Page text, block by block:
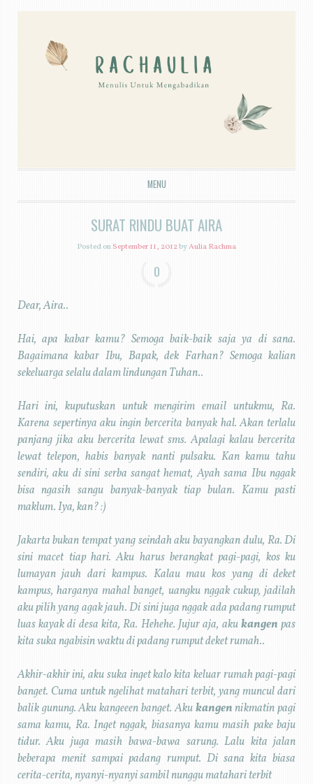
MENU
SKIP TO CONTENT
SURAT RINDU BUAT AIRA
Posted onSeptember 11, 2012byAulia Rachma
0
Dear, Aira..
Hai, apa kabar kamu? Semoga baik-baik saja ya di sana.
Bagaimana kabar Ibu, Bapak, dek Farhan? Semoga kalian
sekeluarga selalu dalam lindungan Tuhan..
Hari ini, kuputuskan untuk mengirim email untukmu, Ra.
Karena sepertinya aku ingin bercerita banyak hal. Akan terlalu
panjang jika aku bercerita lewat sms. Apalagi kalau bercerita
lewat telepon, habis banyak nanti pulsaku. Kan kamu tahu
sendiri, aku di sini serba sangat hemat, Ayah sama Ibu nggak
bisa ngasih sangu banyak-banyak tiap bulan. Kamu pasti
maklum. Iya, kan? :)
Jakarta bukan tempat yang seindah aku bayangkan dulu, Ra. Di
sini macet tiap hari. Aku harus berangkat pagi-pagi, kos ku
lumayan jauh dari kampus. Kalau mau kos yang di deket
kampus, harganya mahal banget, uangku nggak cukup, jadilah
aku pilih yang agak jauh. Di sini juga nggak ada padang rumput
luas kayak di desa kita, Ra. Hehehe. Jujur aja, akukangen pas
kita suka ngabisin waktu di padang rumput deket rumah..
Akhir-akhir ini, aku suka inget kalo kita keluar rumah pagi-pagi
banget. Cuma untuk ngelihat matahari terbit, yang muncul dari
balik gunung. Aku kangeeen banget. Akukangennikmatin pagi
sama kamu, Ra. Inget nggak, biasanya kamu masih pake baju
tidur. Aku juga masih bawa-bawa sarung. Lalu kita jalan
beberapa menit sampai padang rumput. Di sana kita biasa
cerita-cerita, nyanyi-nyanyi sambil nunggu matahari terbit